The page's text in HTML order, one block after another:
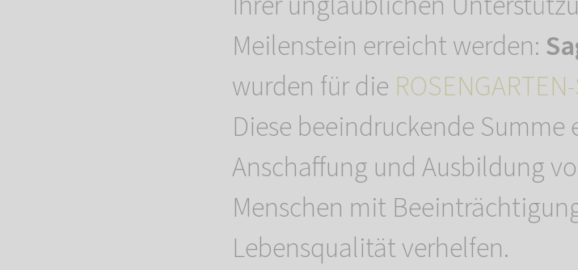
Meilenstein erreicht werden:
wurden für die
Diese beeindruckende
Anschaffung und Ausbildung
Menschen mit
Lebensqualität verhelfen.